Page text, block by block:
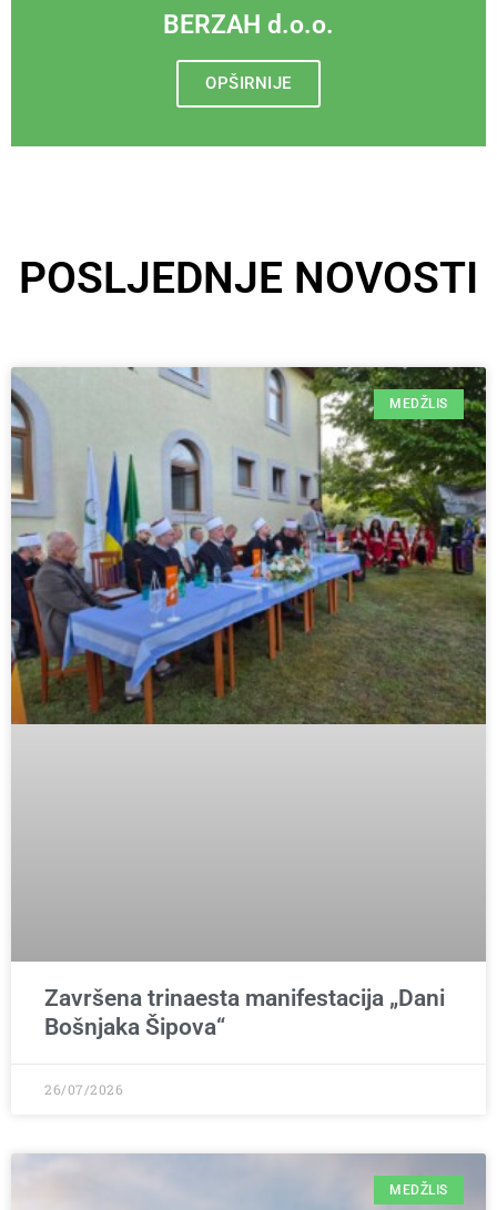
BERZAH d.o.o.
OPŠIRNIJE
POSLJEDNJE NOVOSTI
MEDŽLIS
Završena trinaesta manifestacija „Dani
Bošnjaka Šipova“
26/07/2026
MEDŽLIS